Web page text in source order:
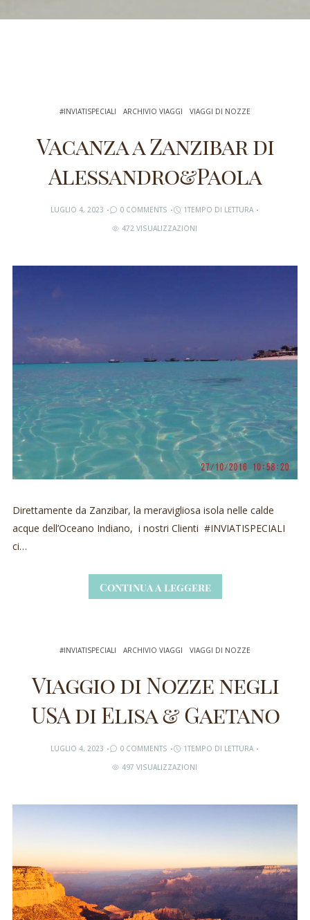
#INVIATISPECIALI ARCHIVIO VIAGGI VIAGGI DI NOZZE
Vacanza a Zanzibar di
Alessandro&Paola
LUGLIO 4, 2023 0 COMMENTS
1TEMPO DI LETTURA
472 VISUALIZZAZIONI
Direttamente da Zanzibar, la meravigliosa isola nelle calde
acque dell’Oceano Indiano, i nostri Clienti #INVIATISPECIALI
ci…
Continua a leggere
#INVIATISPECIALI ARCHIVIO VIAGGI VIAGGI DI NOZZE
Viaggio di Nozze negli
USA di Elisa & Gaetano
LUGLIO 4, 2023 0 COMMENTS
1TEMPO DI LETTURA
497 VISUALIZZAZIONI